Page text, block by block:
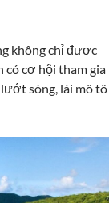
không chỉ được
có cơ hội tham gia
sóng, lái mô tô